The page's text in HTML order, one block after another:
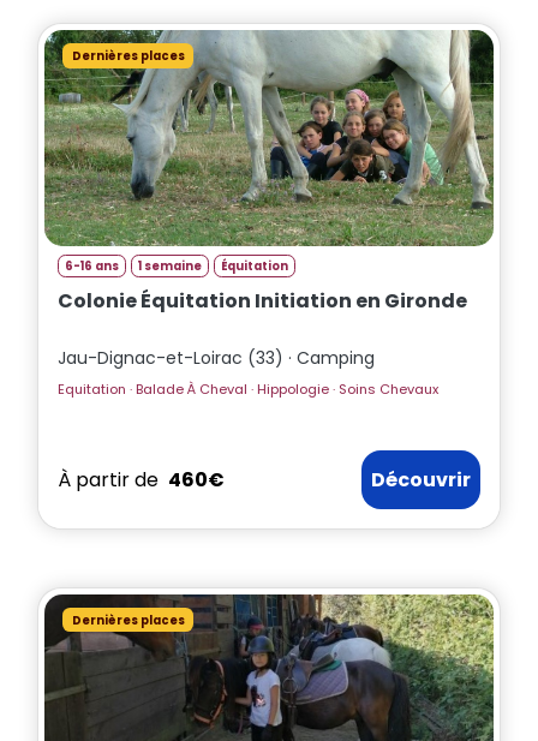
Dernières places
6-16 ans 1 semaine Équitation
Colonie Équitation Initiation en Gironde
Jau-Dignac-et-Loirac (33) · Camping
Equitation · Balade À Cheval · Hippologie · Soins Chevaux
À partir de 460€ Découvrir
Dernières places